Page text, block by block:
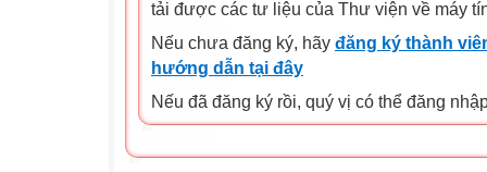
tải được các tư liệu của Thư viện về máy
Nếu chưa đăng ký, hãy đăng ký thành
hướng dẫn tại đây
Nếu đã đăng ký rồi, quý vị có thể đăng